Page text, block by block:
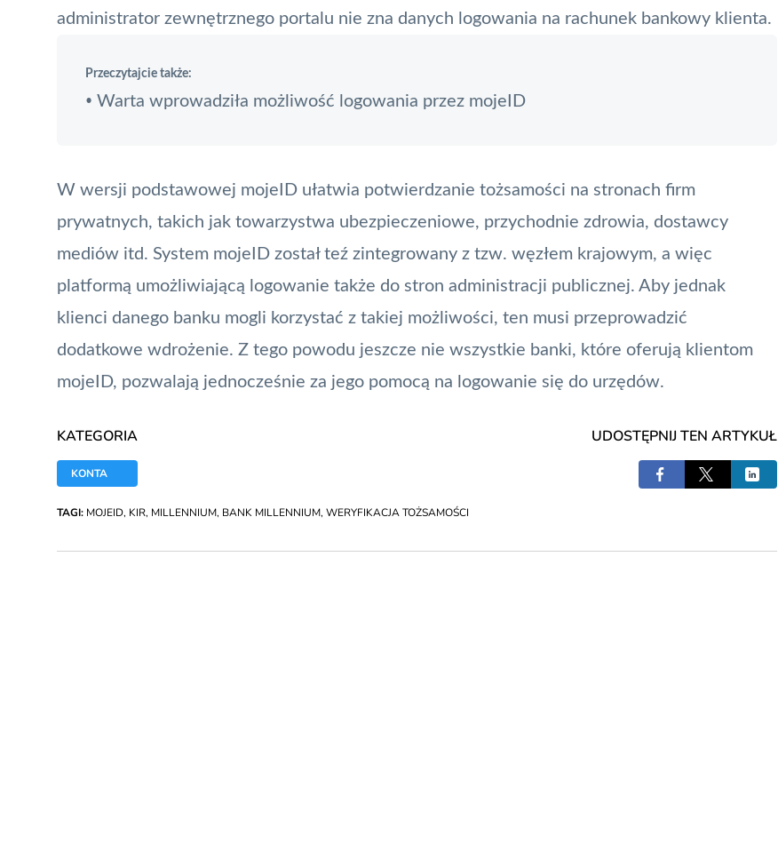
administrator zewnętrznego portalu nie zna danych logowania na rachunek bankowy klienta.
Przeczytajcie także:
• Warta wprowadziła możliwość logowania przez mojeID
W wersji podstawowej mojeID ułatwia potwierdzanie tożsamości na stronach firm
prywatnych, takich jak towarzystwa ubezpieczeniowe, przychodnie zdrowia, dostawcy
mediów itd. System mojeID został teź zintegrowany z tzw. węzłem krajowym, a więc
platformą umożliwiającą logowanie także do stron administracji publicznej. Aby jednak
klienci danego banku mogli korzystać z takiej możliwości, ten musi przeprowadzić
dodatkowe wdrożenie. Z tego powodu jeszcze nie wszystkie banki, które oferują klientom
mojeID, pozwalają jednocześnie za jego pomocą na logowanie się do urzędów.
KATEGORIA
KONTA
UDOSTĘPNIJ TEN ARTYKUŁ
TAGI: MOJEID, KIR, MILLENNIUM, BANK MILLENNIUM, WERYFIKACJA TOŻSAMOŚCI